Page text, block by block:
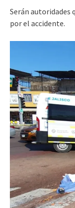
Serán autoridades
por el accidente.